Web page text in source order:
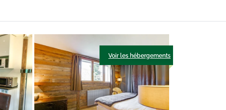
Voir les hébergements